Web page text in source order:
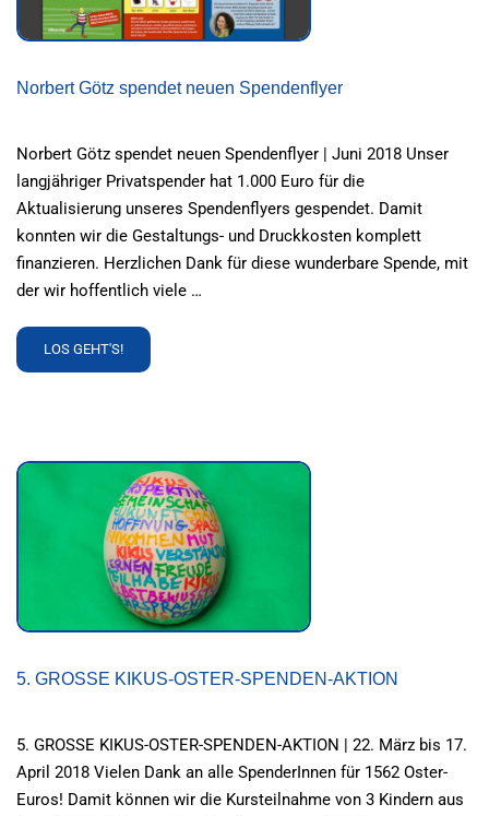
Norbert Götz spendet neuen Spendenflyer
Norbert Götz spendet neuen Spendenflyer | Juni 2018 Unser
langjähriger Privatspender hat 1.000 Euro für die
Aktualisierung unseres Spendenflyers gespendet. Damit
konnten wir die Gestaltungs- und Druckkosten komplett
finanzieren. Herzlichen Dank für diese wunderbare Spende, mit
der wir hoffentlich viele …
READ
MORE
SPENDET
SPENDENFLYER
LOS GEHT'S!
5. GROSSE KIKUS-OSTER-SPENDEN-AKTION
5. GROSSE KIKUS-OSTER-SPENDEN-AKTION | 22. März bis 17.
April 2018 Vielen Dank an alle SpenderInnen für 1562 Oster-
Euros! Damit können wir die Kursteilnahme von 3 Kindern aus